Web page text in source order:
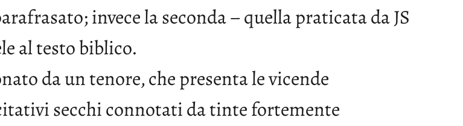
invece la seconda – quella praticata da JS
al testo biblico.
da un tenore, che presenta le vicende
secchi connotati da tinte fortemente